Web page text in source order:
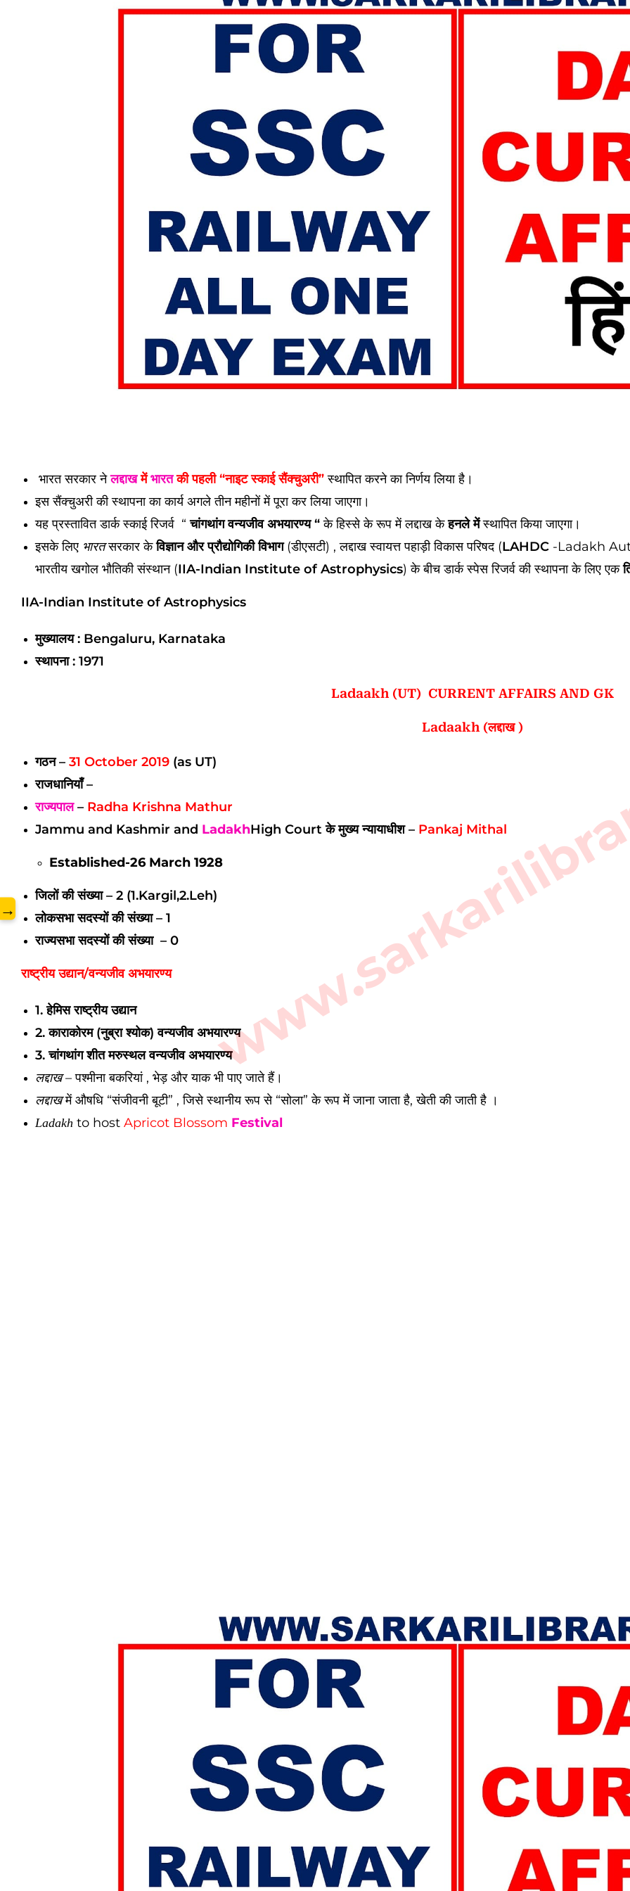
भारत सरकार नेलद्दाखमेंभारतकी पहली “नाइट स्काई सैंक्चुअरी”स्थापित करने का निर्णय लिया है।
इस सैंक्चुअरी की स्थापना का कार्य अगले तीन महीनों में पूरा कर लिया जाएगा।
यह प्रस्तावित डार्क स्काई रिजर्व “ चांगथांग वन्यजीव अभयारण्य “के हिस्से के रूप में लद्दाख केहनले मेंस्थापित किया जाएगा।
इसके लिए भारतसरकार केविज्ञान और प्रौद्योगिकी विभाग(डीएसटी) , लद्दाख स्वायत्त पहाड़ी विकास परिषद (LAHDC -Ladakh
भारतीय खगोल भौतिकी संस्थान (IIA-Indian Institute of Astrophysics) के बीच डार्क स्पेस रिजर्व की स्थापना के लिए एक
IIA-Indian Institute of Astrophysics
मुख्यालय : Bengaluru, Karnataka
स्थापना : 1971
Ladaakh (UT) CURRENT AFFAIRS AND GK
Ladaakh (लद्दाख )
गठन – 31 October 2019 (as UT)
राजधानियाँ –
राज्यपाल– Radha Krishna Mathur
Jammu and Kashmir and LadakhHigh Court के मुख्य न्यायाधीश – Pankaj Mithal
Established-26 March 1928
जिलों की संख्या – 2 (1.Kargil,2.Leh)
लोकसभा सदस्यों की संख्या – 1
राज्यसभा सदस्यों की संख्या – 0
राष्ट्रीय उद्यान/वन्यजीव अभयारण्य
1. हेमिस राष्ट्रीय उद्यान
2. काराकोरम (नुब्रा श्योक) वन्यजीव अभयारण्य
3. चांगथांग शीत मरुस्थल वन्यजीव अभयारण्य
लद्दाख– पश्मीना बकरियां , भेड़ और याक भी पाए जाते हैं।
लद्दाखमें औषधि “संजीवनी बूटी” , जिसे स्थानीय रूप से “सोला” के रूप में जाना जाता है, खेती की जाती है ।
Ladakh to host Apricot Blossom Festival
→